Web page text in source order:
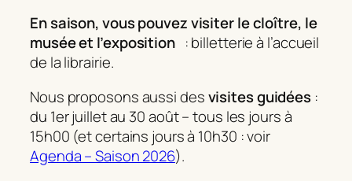
En saison, vous pouvez visiter le cloître, le
musée et l’exposition: billetterie à l’accueil
de la librairie.
Nous proposons aussi desvisites guidées :
du 1er juillet au 30 août – tous les jours à
15h00 (et certains jours à 10h30 : voir
Agenda – Saison 2026).